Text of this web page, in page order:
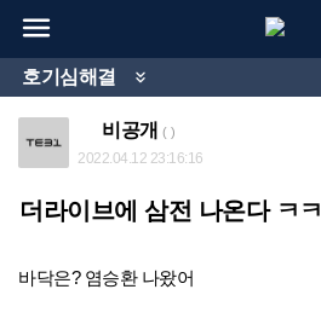

호기심해결 
비공개 ( )
2022.04.12 23:16:16
더라이브에 삼전 나온다 ㅋㅋ
바닥은? 염승환 나왔어